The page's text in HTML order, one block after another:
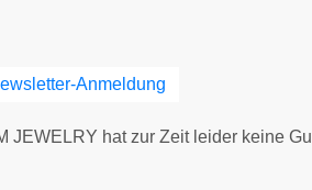
Anmeldung
JEWELRY hat zur Zeit leider keine